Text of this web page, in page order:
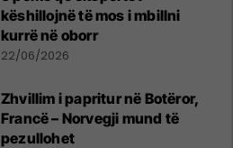
këshillojnë të mos i mbillni
kurrë në oborr
22/06/2026
Zhvillim i papritur në Botëror,
Francë – Norvegji mund të
pezullohet